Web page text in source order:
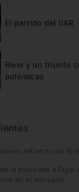
El partido del VAR
River y un triunfo
polémicas
refuerzo de
la pulseada a Figal
en el mercado